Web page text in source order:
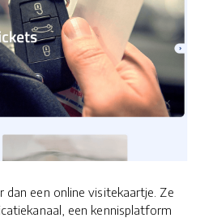
dan een online visitekaartje. Ze
een kennisplatform